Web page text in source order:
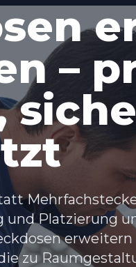
–
und Platzierung
zu